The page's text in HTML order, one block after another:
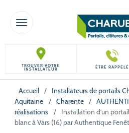
TOGGLE NAVIGATION
TROUVER VOTRE
INSTALLATEUR ÊTRE RAPPELÉ
Accueil / Installateurs de portails
Aquitaine
/ Charente /
réalisations
/
Installation d’un
blanc à Vars (16) par Authentique